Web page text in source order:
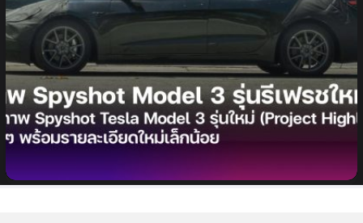
ชมภาพ Spyshot Tesla Model 3 รุ่นใหม่
(Project Highland) ชัด ๆ พร้อมรายละเอียด
ใหม่